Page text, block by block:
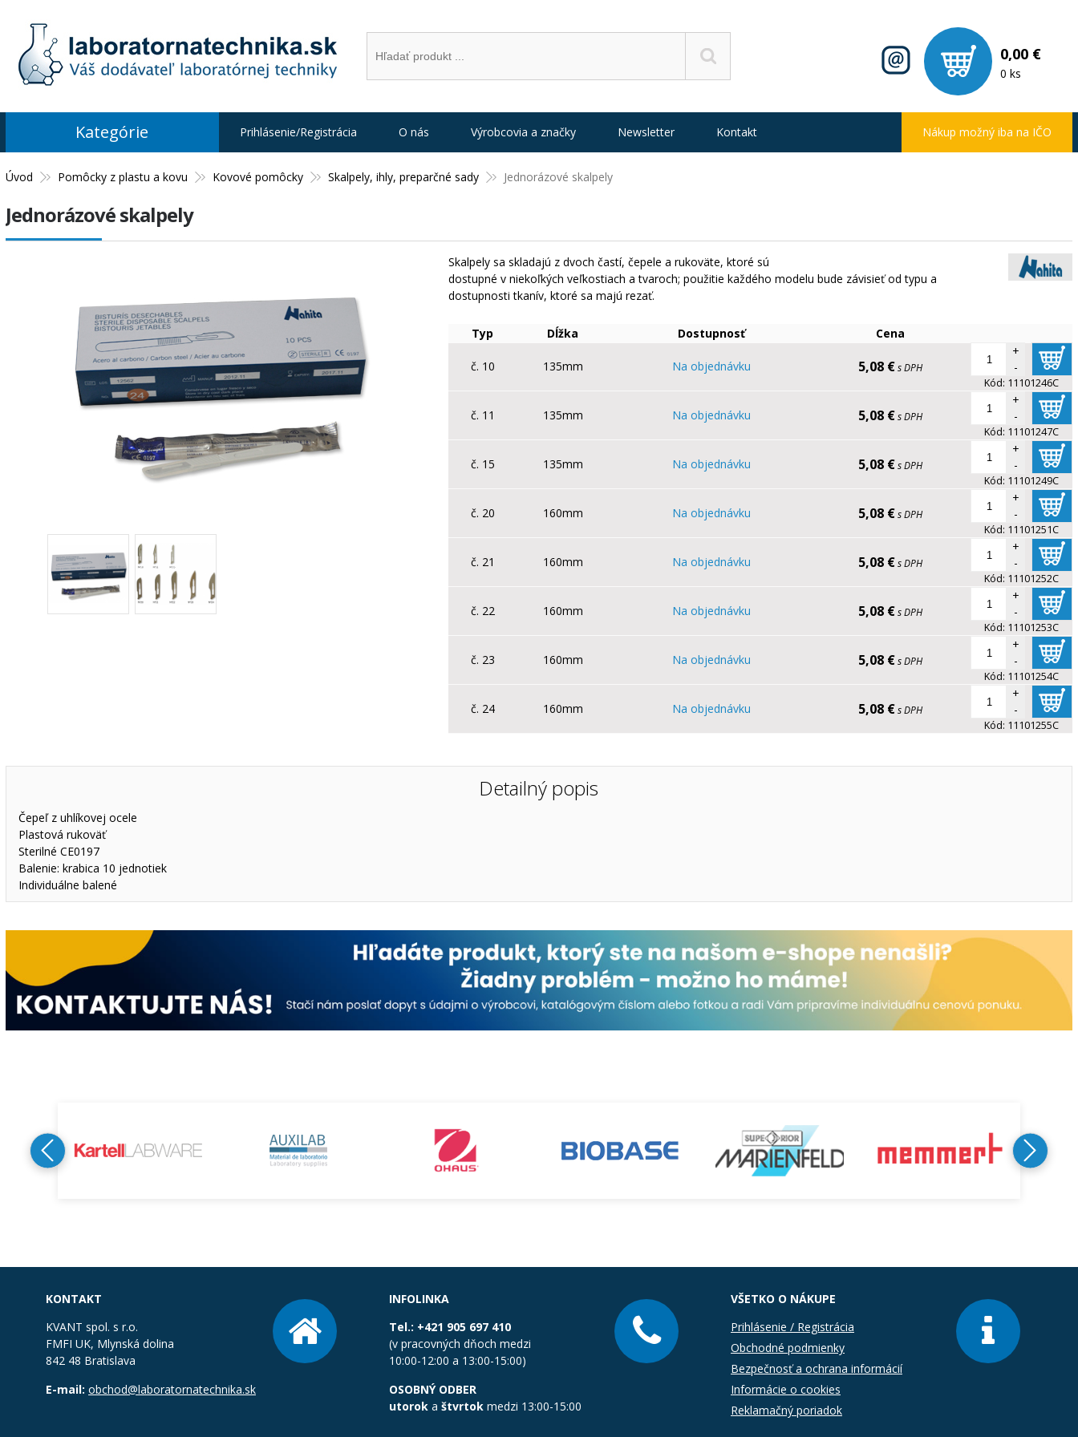
0,00 €
0 ks
Úvod Pomôcky z plastu a kovu Kovové pomôcky Skalpely, ihly, preparčné sady Jednorázové skalpely
Jednorázové skalpely
Skalpely sa skladajú z dvoch častí, čepele a rukoväte, ktoré sú
dostupné v niekoľkých veľkostiach a tvaroch; použitie každého modelu bude závisieť od typu a
dostupnosti tkanív, ktoré sa majú rezať.
Typ Dĺžka Dostupnosť Cena
č. 10 135mm Na objednávku 5,08 € s DPH
+
-
Kód: 11101246C
č. 11 135mm Na objednávku 5,08 € s DPH
+
-
Kód: 11101247C
č. 15 135mm Na objednávku 5,08 € s DPH
+
-
Kód: 11101249C
č. 20 160mm Na objednávku 5,08 € s DPH
+
-
Kód: 11101251C
č. 21 160mm Na objednávku 5,08 € s DPH
+
-
Kód: 11101252C
č. 22 160mm Na objednávku 5,08 € s DPH
+
-
Kód: 11101253C
č. 23 160mm Na objednávku 5,08 € s DPH
+
-
Kód: 11101254C
č. 24 160mm Na objednávku 5,08 € s DPH
+
-
Kód: 11101255C
Detailný popis
Čepeľ z uhlíkovej ocele
Plastová rukoväť
Sterilné CE0197
Balenie: krabica 10 jednotiek
Individuálne balené
Kategórie Prihlásenie/Registrácia O nás Výrobcovia a značky Newsletter Kontakt Nákup možný iba na IČO
KONTAKT
KVANT spol. s r.o.
FMFI UK, Mlynská dolina
842 48 Bratislava
E-mail: obchod@laboratornatechnika.sk
INFOLINKA
Tel.: +421 905 697 410
(v pracovných dňoch medzi
10:00-12:00 a 13:00-15:00)
OSOBNÝ ODBER
utorok a štvrtok medzi 13:00-15:00
VŠETKO O NÁKUPE
Prihlásenie / Registrácia
Obchodné podmienky
Bezpečnosť a ochrana informácií
Informácie o cookies
Reklamačný poriadok